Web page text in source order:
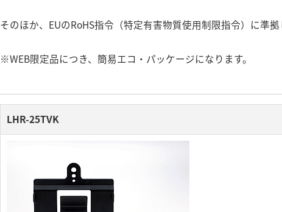
そのほか、EUのRoHS指令（特定有害物質使用制限指令）に準
※WEB限定品につき、簡易エコ・パッケージになります。
LHR-25TVK